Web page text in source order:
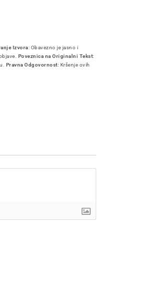
Izvora: Obavezno je jasno i
Poveznica na Originalni Tekst:
Pravna Odgovornost: Kršenje ovih